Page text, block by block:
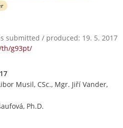
submitted / produced: 19. 5. 2017
g93pt/
Musil, CSc., Mgr. Jiří Vander,
Ph.D.